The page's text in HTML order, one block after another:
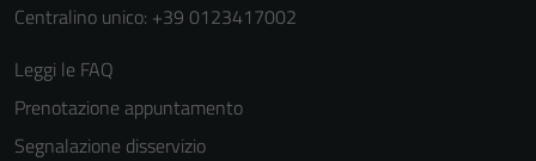
Centralino unico: +39 0123417002
Leggi le FAQ
Prenotazione appuntamento
Segnalazione disservizio